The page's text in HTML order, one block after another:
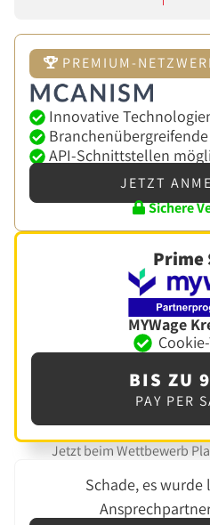
PREMIUM-
Innovative
API-Schnittstellen
JETZT
Sichere
Prime
MYWage
BIS ZU
PAY PER
Jetzt beim Wettbewerb
Schade, es